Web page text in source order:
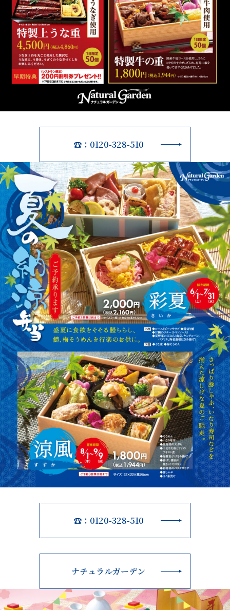
☎：0120-328-510
☎：0120-328-510
ナチュラルガーデン